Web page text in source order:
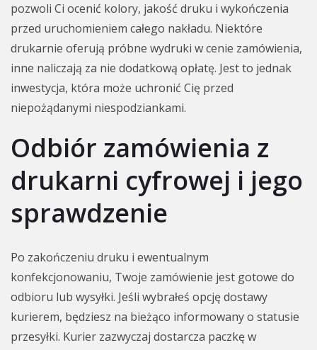
pozwoli Ci ocenić kolory, jakość druku i wykończenia
przed uruchomieniem całego nakładu. Niektóre
drukarnie oferują próbne wydruki w cenie zamówienia,
inne naliczają za nie dodatkową opłatę. Jest to jednak
inwestycja, która może uchronić Cię przed
niepożądanymi niespodziankami.
Odbiór zamówienia z
drukarni cyfrowej i jego
sprawdzenie
Po zakończeniu druku i ewentualnym
konfekcjonowaniu, Twoje zamówienie jest gotowe do
odbioru lub wysyłki. Jeśli wybrałeś opcję dostawy
kurierem, będziesz na bieżąco informowany o statusie
przesyłki. Kurier zazwyczaj dostarcza paczkę w